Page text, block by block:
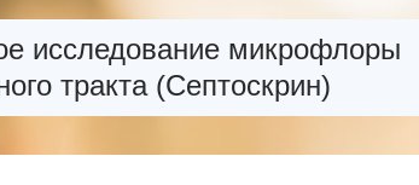
исследование микрофлоры
тракта (Септоскрин)